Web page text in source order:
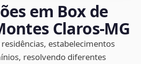
em Box de
Claros‑MG
estabelecimentos
resolvendo diferentes